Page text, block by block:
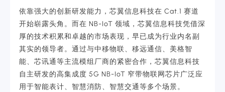
依靠强大的创新研发能力，芯翼信息科技在 Cat.1 赛道
开始崭露头角。而在 NB-IoT 领域，芯翼信息科技凭借深
厚的技术积累和卓越的市场表现，早已成为行业内名副
其实的领导者。通过与中移物联、移远通信、美格智
能、芯讯通等主流模组厂商的紧密合作，芯翼信息科技
自主研发的高集成度 5G NB-IoT 窄带物联网芯片广泛应
用于智能表计、智慧消防、智慧交通等多个场景。